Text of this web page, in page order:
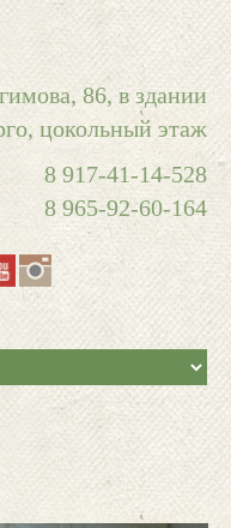
86, в здании
цокольный этаж
8 917-41-14-528
8 965-92-60-164